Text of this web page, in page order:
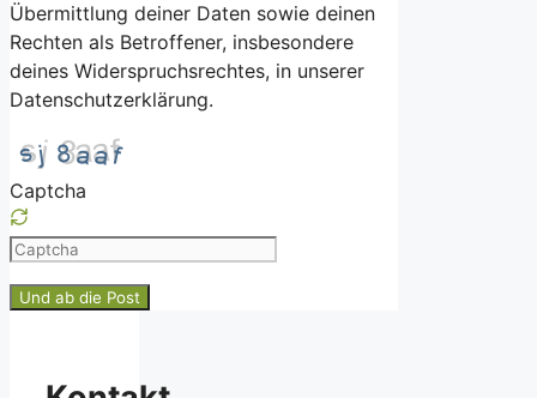
Übermittlung deiner Daten sowie deinen
Rechten als Betroffener, insbesondere
deines Widerspruchsrechtes, in unserer
Datenschutzerklärung.
Captcha
Please
the